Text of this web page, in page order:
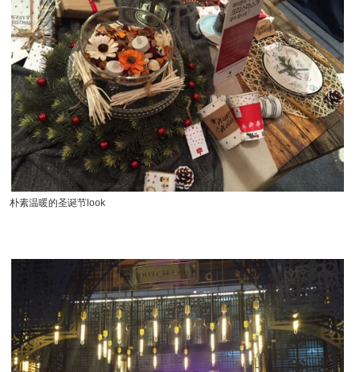
朴素温暖的圣诞节look